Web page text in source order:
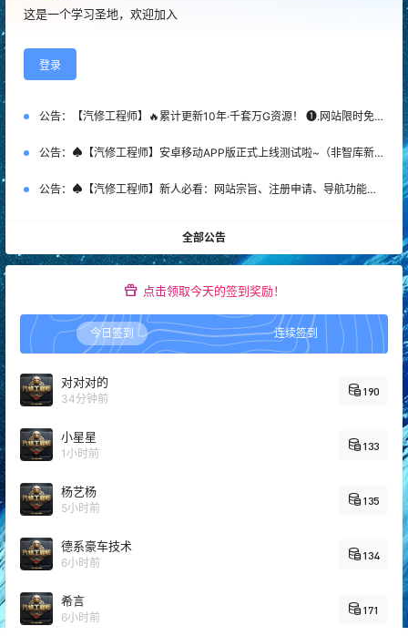
这是一个学习圣地，欢迎加入
登录
公告： 【汽修工程师】🔥累计更新10年·千套万G资源！ ❶.网站限时免费注册！ ❷.新客首次SVIP特惠：￥365 ❸.老会员永久SVIP补：￥666 （名额50个，加微优先）【管理员】微DataAuto
公告： ♠【汽修工程师】安卓移动APP版正式上线测试啦~（非智库新系统）
公告： ♠【汽修工程师】新人必看：网站宗旨、注册申请、导航功能、下载权限、快速查询等常用指南说明！
全部公告
点击领取今天的签到奖励！
今日签到 连续签到
对对对的
34分钟前
190
小星星
1小时前
133
杨艺杨
5小时前
135
德系豪车技术
6小时前
134
希言
6小时前
171